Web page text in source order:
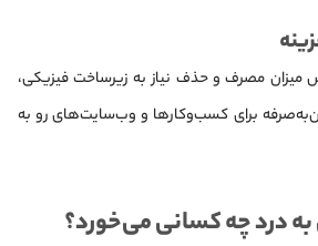
میزان مصرف و حذف نیاز به زیرساخت فیزیکی،
برای کسب‌وکارها و وب‌سایت‌های رو به
درد چه کسانی می‌خورد؟